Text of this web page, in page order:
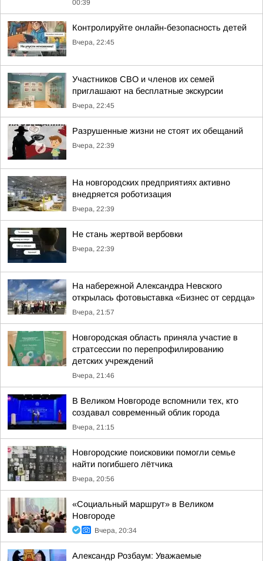
00:39
Контролируйте онлайн-безопасность детей
Вчера, 22:45
Участников СВО и членов их семей
приглашают на бесплатные экскурсии
Вчера, 22:45
Разрушенные жизни не стоят их обещаний
Вчера, 22:39
На новгородских предприятиях активно
внедряется роботизация
Вчера, 22:39
Не стань жертвой вербовки
Вчера, 22:39
На набережной Александра Невского
открылась фотовыставка «Бизнес от сердца»
Вчера, 21:57
Новгородская область приняла участие в
стратсессии по перепрофилированию
детских учреждений
Вчера, 21:46
В Великом Новгороде вспомнили тех, кто
создавал современный облик города
Вчера, 21:15
Новгородские поисковики помогли семье
найти погибшего лётчика
Вчера, 20:56
«Социальный маршрут» в Великом
Новгороде
Вчера, 20:34
Александр Розбаум: Уважаемые